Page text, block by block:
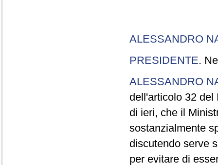
ALESSANDRO
PRESIDENTE.
ALESSANDRO
dell'articolo 32 del
di ieri, che il
sostanzialmente
discutendo serve
per evitare di